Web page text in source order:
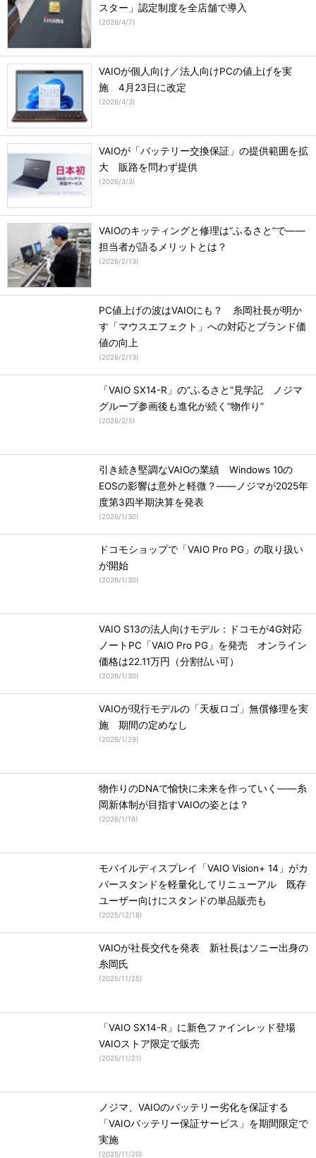
スター」認定制度を全店舗で導入
(2026/4/7)
VAIOが個人向け／法人向けPCの値上げを実
施 4月23日に改定
(2026/4/3)
VAIOが「バッテリー交換保証」の提供範囲を拡
大 販路を問わず提供
(2026/3/3)
VAIOのキッティングと修理は“ふるさと”で――
担当者が語るメリットとは？
(2026/2/13)
PC値上げの波はVAIOにも？ 糸岡社長が明か
す「マウスエフェクト」への対応とブランド価
値の向上
(2026/2/13)
「VAIO SX14-R」の“ふるさと”見学記 ノジマ
グループ参画後も進化が続く“物作り”
(2026/2/5)
引き続き堅調なVAIOの業績 Windows 10の
EOSの影響は意外と軽微？――ノジマが2025年
度第3四半期決算を発表
(2026/1/30)
ドコモショップで「VAIO Pro PG」の取り扱い
が開始
(2026/1/30)
VAIO S13の法人向けモデル：ドコモが4G対応
ノートPC「VAIO Pro PG」を発売 オンライン
価格は22.11万円（分割払い可）
(2026/1/30)
VAIOが現行モデルの「天板ロゴ」無償修理を実
施 期間の定めなし
(2026/1/29)
物作りのDNAで愉快に未来を作っていく――糸
岡新体制が目指すVAIOの姿とは？
(2026/1/16)
モバイルディスプレイ「VAIO Vision+ 14」がカ
バースタンドを軽量化してリニューアル 既存
ユーザー向けにスタンドの単品販売も
(2025/12/18)
VAIOが社長交代を発表 新社長はソニー出身の
糸岡氏
(2025/11/25)
「VAIO SX14-R」に新色ファインレッド登場
VAIOストア限定で販売
(2025/11/21)
ノジマ、VAIOのバッテリー劣化を保証する
「VAIOバッテリー保証サービス」を期間限定で
実施
(2025/11/20)